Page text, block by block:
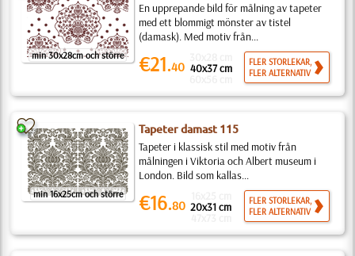
min 30x28cm och större
En upprepande bild för målning av tapeter
med ett blommigt mönster av tistel
(damask). Med motiv från...
€21.40 40x37 cm
FLER STORLEKAR,
FLER ALTERNATIV
min 16x25cm och större
Tapeter damast 115
Tapeter i klassisk stil med motiv från
målningen i Viktoria och Albert museum i
London. Bild som kallas...
€16.80 20x31 cm
FLER STORLEKAR,
FLER ALTERNATIV